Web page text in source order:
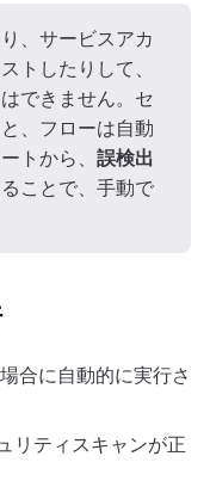
、サービスアカ
トしたりして、
できません。セ
、フローは自動
トから、 誤検出
ことで、手動で
合に自動的に実行さ
リティスキャンが正